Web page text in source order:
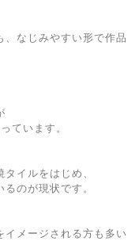
、なじみやすい形で作品
ています。
イルをはじめ、
のが現状です。
イメージされる方も多い